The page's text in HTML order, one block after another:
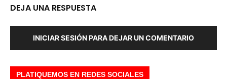
DEJA UNA RESPUESTA
INICIAR SESIÓN PARA DEJAR UN COMENTARIO
PLATIQUEMOS EN REDES SOCIALES